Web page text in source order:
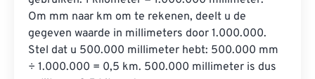
Om mm naar km om te rekenen, deelt u de
gegeven waarde in millimeters door 1.000.000.
Stel dat u 500.000 millimeter hebt: 500.000 mm
÷ 1.000.000 = 0,5 km. 500.000 millimeter is dus